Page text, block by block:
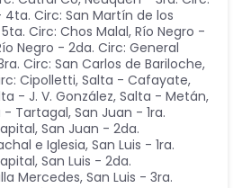
Circ: San Martín de los
Circ: Chos Malal, Río Negro -
Negro - 2da. Circ: General
Circ: San Carlos de Bariloche,
Cipolletti, Salta - Cafayate,
- J. V. González, Salta - Metán,
- Tartagal, San Juan - 1ra.
, San Juan - 2da.
e Iglesia, San Luis - 1ra.
, San Luis - 2da.
Mercedes, San Luis - 3ra.